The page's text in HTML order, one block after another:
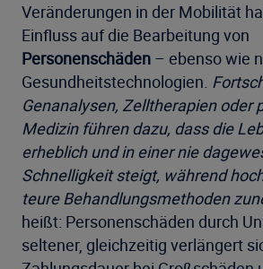
Veränderungen in der Mobilität
Einfluss auf die Bearbeitung von
Personenschäden – ebenso wie
Gesundheitstechnologien.
Genanalysen, Zelltherapien oder
Medizin führen dazu, dass die
erheblich und in einer nie
Schnelligkeit steigt, während
teure Behandlungsmethoden
heißt: Personenschäden durch
seltener, gleichzeitig verlängert